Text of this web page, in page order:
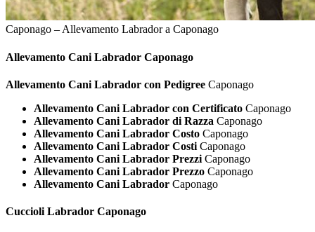
Caponago – Allevamento Labrador a Caponago
Allevamento Cani Labrador Caponago
Allevamento Cani Labrador con Pedigree Caponago
Allevamento Cani Labrador con Certificato Caponago
Allevamento Cani Labrador di Razza Caponago
Allevamento Cani Labrador Costo Caponago
Allevamento Cani Labrador Costi Caponago
Allevamento Cani Labrador Prezzi Caponago
Allevamento Cani Labrador Prezzo Caponago
Allevamento Cani Labrador Caponago
Cuccioli Labrador Caponago